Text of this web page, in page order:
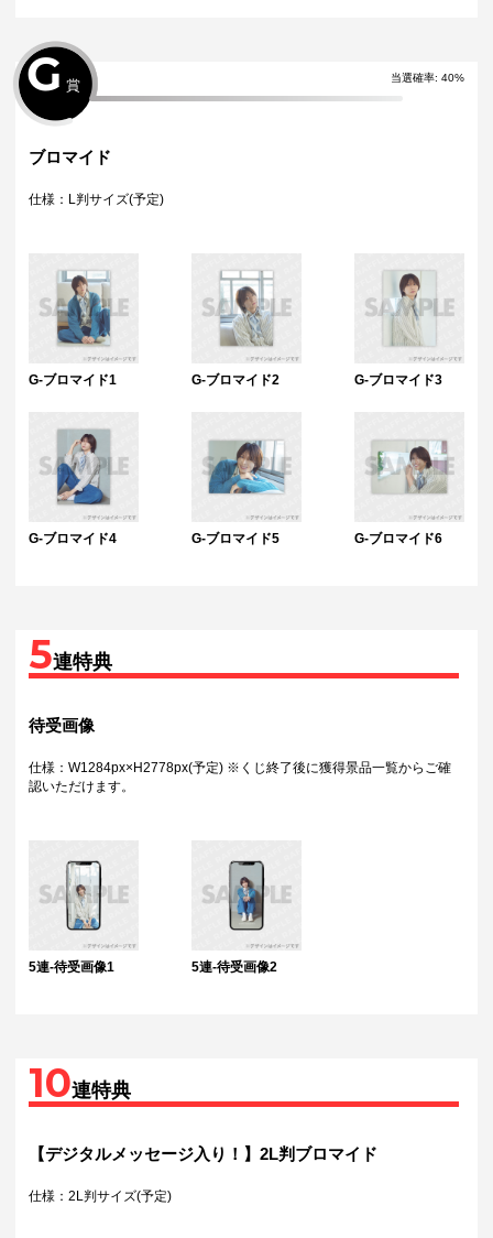
当選確率: 40%
G 賞
ブロマイド
仕様：L判サイズ(予定)
G-ブロマイド1 G-ブロマイド2 G-ブロマイド3
G-ブロマイド4 G-ブロマイド5 G-ブロマイド6
5連特典
待受画像
仕様：W1284px×H2778px(予定) ※くじ終了後に獲得景品一覧からご確
認いただけます。
5連-待受画像1 5連-待受画像2
10連特典
【デジタルメッセージ入り！】2L判ブロマイド
仕様：2L判サイズ(予定)